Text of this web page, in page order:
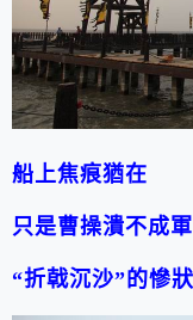
船上焦痕猶在
只是曹操潰不成軍
“折戟沉沙” 的慘